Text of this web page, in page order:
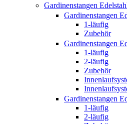
Gardinenstangen
Gardinenstangen
1-läufig
Zubehör
Gardinenstangen
1-läufig
2-läufig
Zubehör
Gardinenstangen
1-läufig
2-läufig